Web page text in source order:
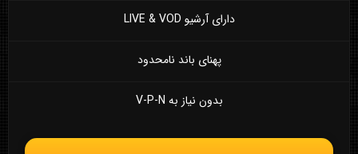
دارای آرشیو LIVE & VOD
پهنای باند نامحدود
بدون نیاز به V-P-N